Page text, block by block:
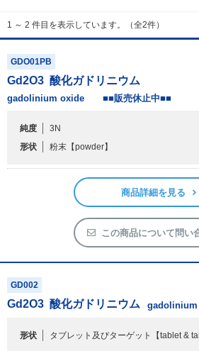
常温常圧で気体であり、弊社では取り扱いして
放射性元素または人工元素であり、弊社では取
キーワードで検索す
フリーワードで検索
カタログコードで検索
化学式で検索
和名・英名で検索
1 ～ 2 件目を表示しています。（全2件）
GDO01PB
Gd2O3 酸化ガドリニウム
gadolinium oxide ■■販売休止中■■
純度
3N
形状
粉末 【powder】
商品詳細を見る
この商品について問い
GD002
Gd2O3 酸化ガドリニウム
形状 タブレット及びターゲット 【tablet &